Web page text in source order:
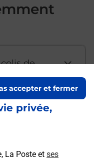
privée,
La Poste et ses
accepter et fermer
de
un